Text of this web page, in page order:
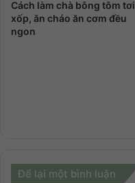
Cách làm chà bông tôm tơi
xốp, ăn cháo ăn cơm đều
ngon
Để lại một bình luận